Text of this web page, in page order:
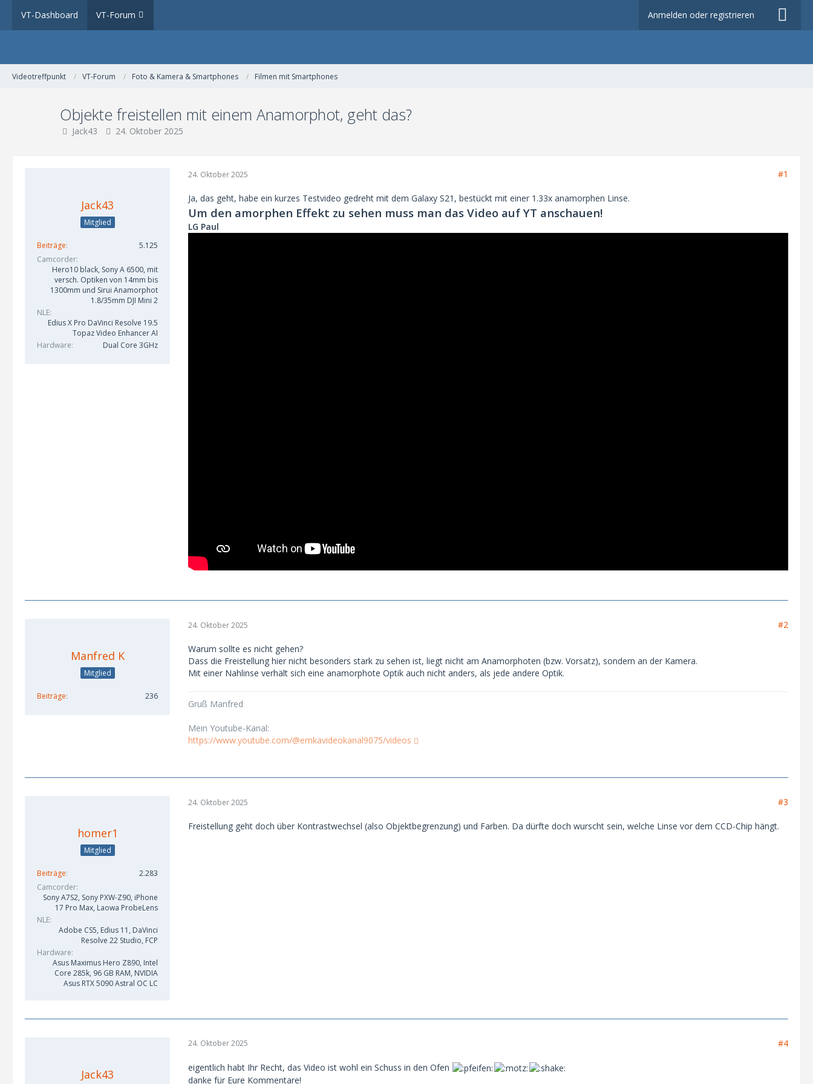
VT-Dashboard VT-Forum Anmelden oder registrieren
Videotreffpunkt VT-Forum Foto & Kamera & Smartphones Filmen mit Smartphones
Objekte freistellen mit einem Anamorphot, geht das?
Jack43 24. Oktober 2025
Jack43
Mitglied
Beiträge
5.125
Camcorder
Hero10 black, Sony A 6500, mit
versch. Optiken von 14mm bis
1300mm und Sirui Anamorphot
1.8/35mm DJI Mini 2
NLE
Edius X Pro DaVinci Resolve 19.5
Topaz Video Enhancer AI
Hardware
Dual Core 3GHz
24. Oktober 2025 #1
Ja, das geht, habe ein kurzes Testvideo gedreht mit dem Galaxy S21, bestückt mit einer 1.33x anamorphen Linse.
Um den amorphen Effekt zu sehen muss man das Video auf YT anschauen!
LG Paul
Manfred K
Mitglied
Beiträge 236
24. Oktober 2025 #2
Warum sollte es nicht gehen?
Dass die Freistellung hier nicht besonders stark zu sehen ist, liegt nicht am Anamorphoten (bzw. Vorsatz), sondern an der Kamera.
Mit einer Nahlinse verhält sich eine anamorphote Optik auch nicht anders, als jede andere Optik.
Gruß Manfred
Mein Youtube-Kanal:
https://www.youtube.com/@emkavideokanal9075/videos
homer1
Mitglied
Beiträge
2.283
Camcorder
Sony A7S2, Sony PXW-Z90, iPhone
17 Pro Max, Laowa ProbeLens
NLE
Adobe CS5, Edius 11, DaVinci
Resolve 22 Studio, FCP
Hardware
Asus Maximus Hero Z890, Intel
Core 285k, 96 GB RAM, NVIDIA
Asus RTX 5090 Astral OC LC
24. Oktober 2025 #3
Freistellung geht doch über Kontrastwechsel (also Objektbegrenzung) und Farben. Da dürfte doch wurscht sein, welche Linse vor dem CCD-Chip hängt.
Jack43
24. Oktober 2025 #4
eigentlich habt Ihr Recht, das Video ist wohl ein Schuss in den Ofen
danke für Eure Kommentare!